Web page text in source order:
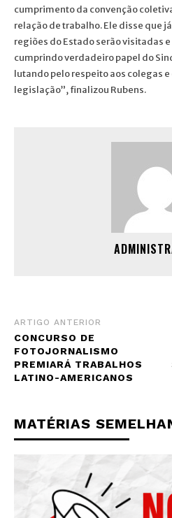
cumprimento da convenção
relação de trabalho. Ele disse que
regiões do Estado serão visitadas
cumprindo verdadeiro papel do
lutando pelo respeito aos colegas
legislação”, finalizou Rubens.
ARTIGO ANTERIOR
CONCURSO DE
FOTOJORNALISMO
PREMIARÁ TRABALHOS
LATINO-AMERICANOS
MATÉRIAS